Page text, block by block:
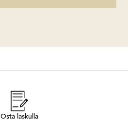
Osta laskulla